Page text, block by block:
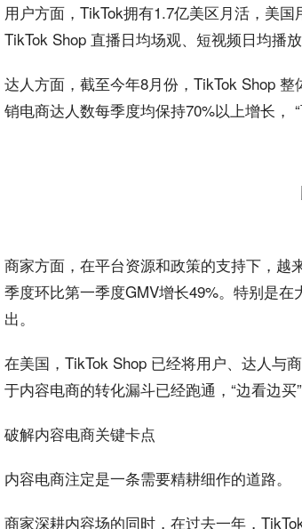
用户方面，TikTok拥有1.7亿美区月活，美国
TikTok Shop 直播日均场观、 短视频日均播
达人方面，截至今年8月份，TikTok Shop
销电商达人数每季度均保持70%以上增长，
商家方面，在平台资源和政策的支持下，越
季度环比第一季度GMV增长49%。特别是
出。
在美国，TikTok Shop 已经将用户、达人
于内容电商的转化漏斗已经跑通，“边看边买
破解内容电商关键卡点
内容电商注定是一条需要精耕细作的道路。
商家深耕内容场的同时，在过去一年，